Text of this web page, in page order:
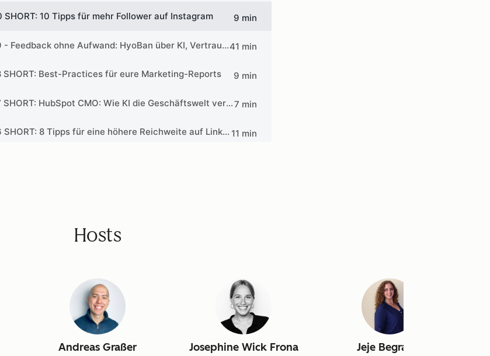
Hosts
Andreas Graßer Josephine Wick Frona Jeje Begraoui